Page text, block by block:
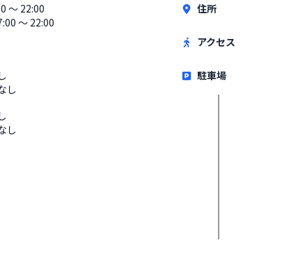
〜 22:00
〜 22:00
し
し
住所
アクセス
駐車場